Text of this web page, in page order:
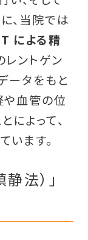
、当院では
による精
レントゲン
ータをもと
や血管の位
よって、
います。
法）」